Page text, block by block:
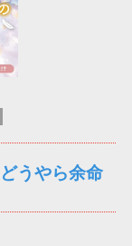
うやら余命